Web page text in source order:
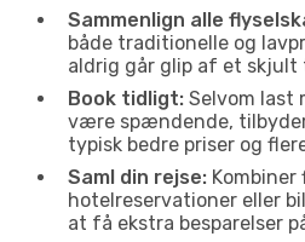
Sammenlign alle
både traditionelle og
aldrig går glip af et skjult
Book tidligt: Selvom last
være spændende,
typisk bedre priser og
Saml din rejse: Kombiner
hotelreservationer eller
at få ekstra besparelser